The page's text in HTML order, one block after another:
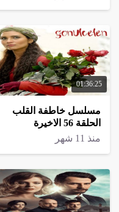
01:36:25
مسلسل خاطفة القلب
الحلقة 56 الاخيرة
منذ 11 شهر